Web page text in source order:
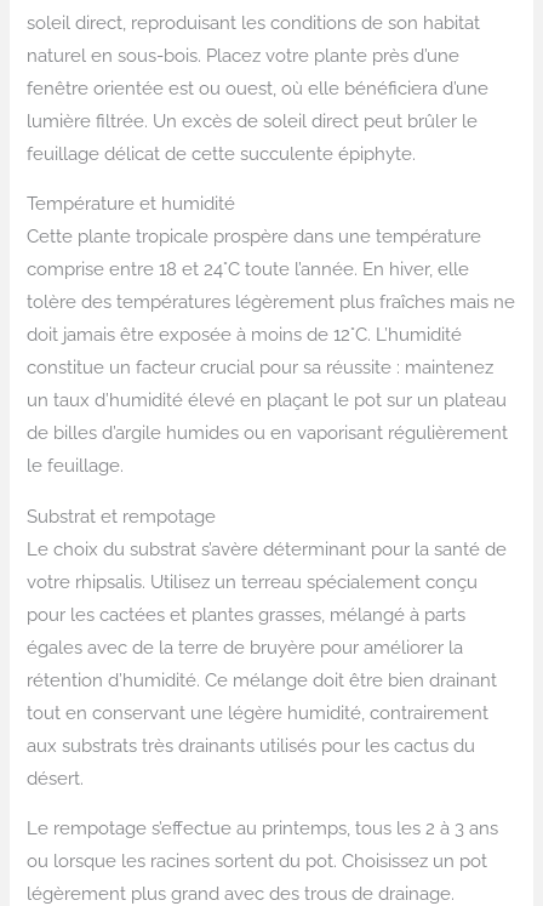
soleil direct, reproduisant les conditions de son habitat
naturel en sous-bois. Placez votre plante près d’une
fenêtre orientée est ou ouest, où elle bénéficiera d’une
lumière filtrée. Un excès de soleil direct peut brûler le
feuillage délicat de cette succulente épiphyte.
Température et humidité
Cette plante tropicale prospère dans une température
comprise entre 18 et 24°C toute l’année. En hiver, elle
tolère des températures légèrement plus fraîches mais ne
doit jamais être exposée à moins de 12°C. L’humidité
constitue un facteur crucial pour sa réussite : maintenez
un taux d’humidité élevé en plaçant le pot sur un plateau
de billes d’argile humides ou en vaporisant régulièrement
le feuillage.
Substrat et rempotage
Le choix du substrat s’avère déterminant pour la santé de
votre rhipsalis. Utilisez un terreau spécialement conçu
pour les cactées et plantes grasses, mélangé à parts
égales avec de la terre de bruyère pour améliorer la
rétention d’humidité. Ce mélange doit être bien drainant
tout en conservant une légère humidité, contrairement
aux substrats très drainants utilisés pour les cactus du
désert.
Le rempotage s’effectue au printemps, tous les 2 à 3 ans
ou lorsque les racines sortent du pot. Choisissez un pot
légèrement plus grand avec des trous de drainage.